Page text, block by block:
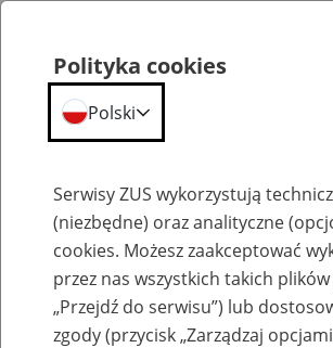
Szkolenia
Polityka cookies
Polski
Serwisy ZUS wykorzystują
(niezbędne) oraz analityczne
cookies. Możesz zaakceptować
przez nas wszystkich takich
„Przejdź do serwisu”) lub
zgody (przycisk „Zarządzaj